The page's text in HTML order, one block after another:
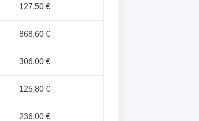
127,50 €
868,60 €
306,00 €
125,80 €
236,00 €